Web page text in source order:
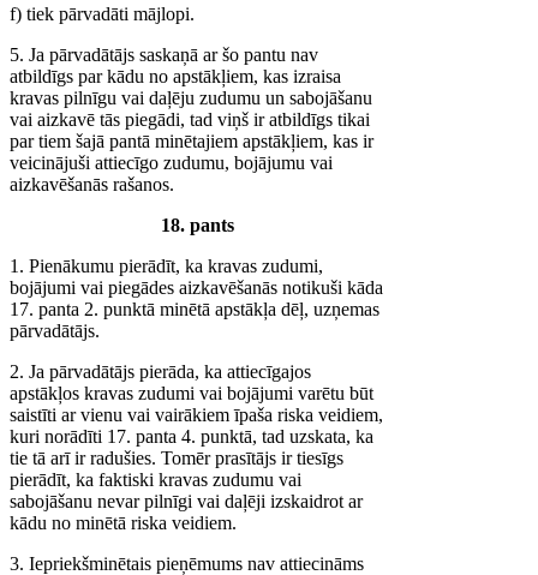
f) tiek pārvadāti mājlopi.
5. Ja pārvadātājs saskaņā ar šo pantu nav
atbildīgs par kādu no apstākļiem, kas izraisa
kravas pilnīgu vai daļēju zudumu un sabojāšanu
vai aizkavē tās piegādi, tad viņš ir atbildīgs tikai
par tiem šajā pantā minētajiem apstākļiem, kas ir
veicinājuši attiecīgo zudumu, bojājumu vai
aizkavēšanās rašanos.
18. pants
1. Pienākumu pierādīt, ka kravas zudumi,
bojājumi vai piegādes aizkavēšanās notikuši kāda
17. panta 2. punktā minētā apstākļa dēļ, uzņemas
pārvadātājs.
2. Ja pārvadātājs pierāda, ka attiecīgajos
apstākļos kravas zudumi vai bojājumi varētu būt
saistīti ar vienu vai vairākiem īpaša riska veidiem,
kuri norādīti 17. panta 4. punktā, tad uzskata, ka
tie tā arī ir radušies. Tomēr prasītājs ir tiesīgs
pierādīt, ka faktiski kravas zudumu vai
sabojāšanu nevar pilnīgi vai daļēji izskaidrot ar
kādu no minētā riska veidiem.
3. Iepriekšminētais pieņēmums nav attiecināms